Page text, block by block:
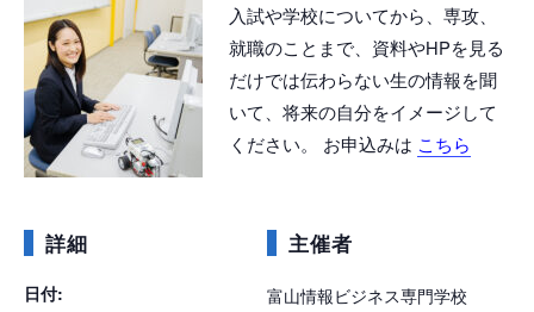
入試や学校についてから、専攻、
就職のことまで、資料やHPを見る
だけでは伝わらない生の情報を聞
いて、将来の自分をイメージして
ください。 お申込みは こちら
詳細
日付:
主催者
富山情報ビジネス専門学校